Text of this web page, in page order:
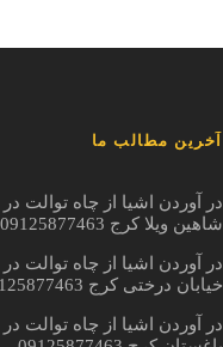
آخرین مطالب ما
در آوردن اشیا از چاه توالت در
شاهین ویلا کرج 09125877463
در آوردن اشیا از چاه توالت در
خیابان درختی کرج 09125877463
در آوردن اشیا از چاه توالت در